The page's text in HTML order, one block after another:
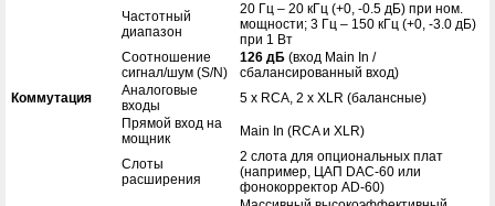
Частотный
диапазон
20 Гц – 20 кГц (+0, -0.5 дБ) при ном.
мощности; 3 Гц – 150 кГц (+0, -3.0 дБ)
при 1 Вт
Соотношение
сигнал/шум (S/N)
126 дБ (вход Main In /
сбалансированный вход)
Коммутация
Аналоговые
входы
5 x RCA, 2 x XLR (балансные)
Прямой вход на
мощник
Main In (RCA и XLR)
Слоты
расширения
2 слота для опциональных плат
(например, ЦАП DAC-60 или
фонокорректор AD-60)